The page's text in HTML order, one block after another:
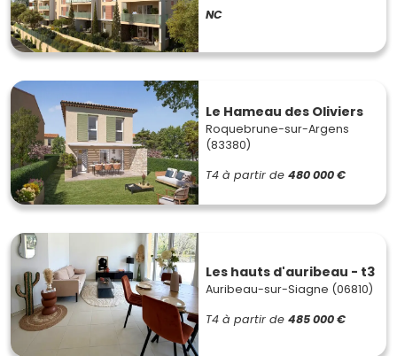
NC
Le Hameau des Oliviers
Roquebrune-sur-Argens
(83380)
T4 à partir de 480 000 €
Les hauts d'auribeau - t3
Auribeau-sur-Siagne (06810)
T4 à partir de 485 000 €